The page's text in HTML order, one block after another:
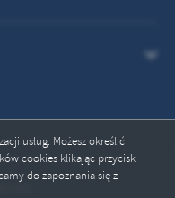
usług. Możesz określić
cookies klikając przycisk
do zapoznania się z